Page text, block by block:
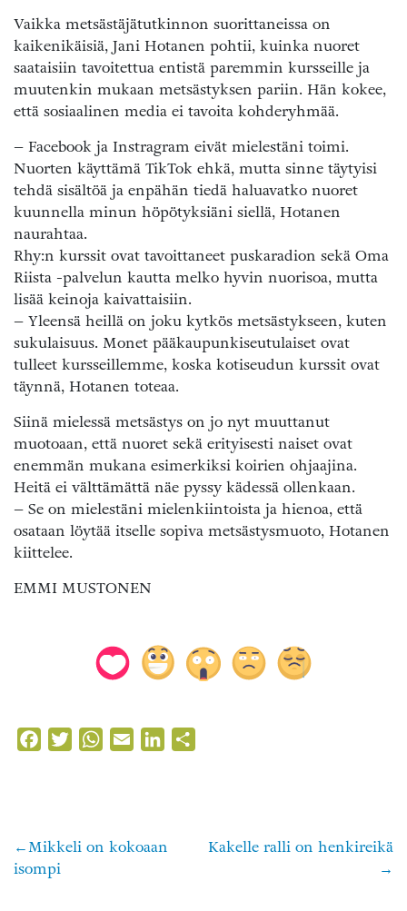
Vaikka metsästäjätutkinnon suorittaneissa on
kaikenikäisiä, Jani Hotanen pohtii, kuinka nuoret
saataisiin tavoitettua entistä paremmin kursseille ja
muutenkin mukaan metsästyksen pariin. Hän kokee,
että sosiaalinen media ei tavoita kohderyhmää.
– Facebook ja Instragram eivät mielestäni toimi.
Nuorten käyttämä TikTok ehkä, mutta sinne täytyisi
tehdä sisältöä ja enpähän tiedä haluavatko nuoret
kuunnella minun höpötyksiäni siellä, Hotanen
naurahtaa.
Rhy:n kurssit ovat tavoittaneet puskaradion sekä Oma
Riista -palvelun kautta melko hyvin nuorisoa, mutta
lisää keinoja kaivattaisiin.
– Yleensä heillä on joku kytkös metsästykseen, kuten
sukulaisuus. Monet pääkaupunkiseutulaiset ovat
tulleet kursseillemme, koska kotiseudun kurssit ovat
täynnä, Hotanen toteaa.
Siinä mielessä metsästys on jo nyt muuttanut
muotoaan, että nuoret sekä erityisesti naiset ovat
enemmän mukana esimerkiksi koirien ohjaajina.
Heitä ei välttämättä näe pyssy kädessä ollenkaan.
– Se on mielestäni mielenkiintoista ja hienoa, että
osataan löytää itselle sopiva metsästysmuoto, Hotanen
kiittelee.
EMMI MUSTONEN
FacebookTwitterWhatsApp
Email LinkedIn
Artikkelien
Mikkeli on kokoaan
isompi
Kakelle ralli on henkireikä